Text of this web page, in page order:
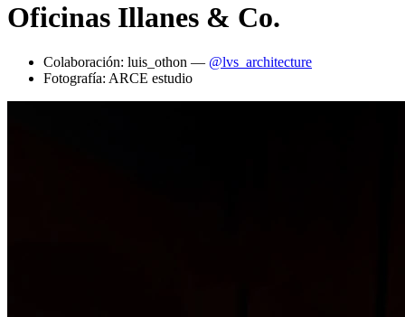
Oficinas Illanes & Co.
Colaboración: luis_othon — @lvs_architecture
Fotografía: ARCE estudio